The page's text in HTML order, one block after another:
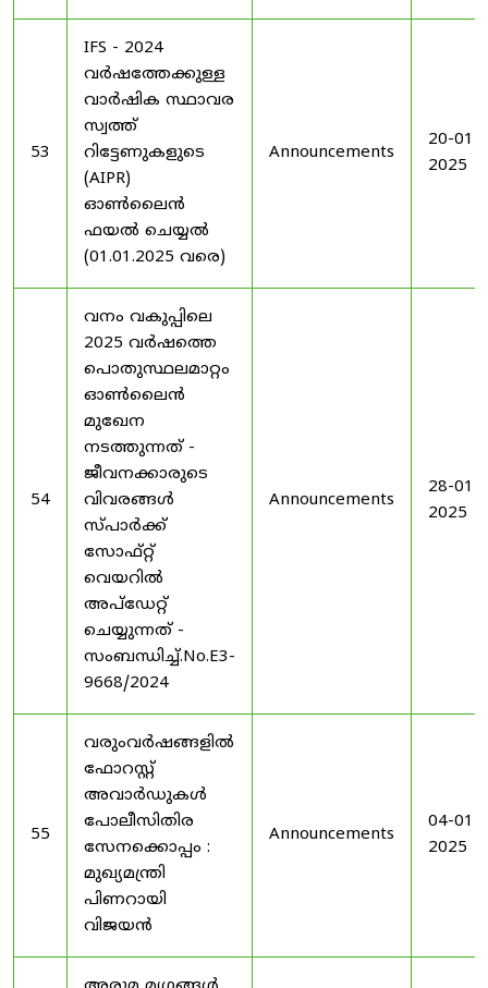
53
IFS - 2024
വർഷത്തേക്കുള്ള
വാർഷിക സ്ഥാവര
സ്വത്ത്
റിട്ടേണുകളുടെ
(AIPR)
ഓൺലൈൻ
ഫയൽ ചെയ്യൽ
(01.01.2025 വരെ)
Announcements
20-01-
2025
54
വനം വകുപ്പിലെ
2025 വർഷത്തെ
പൊതുസ്ഥലമാറ്റം
ഓൺലൈൻ
മുഖേന
നടത്തുന്നത് -
ജീവനക്കാരുടെ
വിവരങ്ങൾ
സ്പാർക്ക്
സോഫ്റ്റ്
വെയറിൽ
അപ്ഡേറ്റ്
ചെയ്യുന്നത് -
സംബന്ധിച്ച്.No.E3-
9668/2024
Announcements
28-01-
2025
55
വരുംവർഷങ്ങളിൽ
ഫോറസ്റ്റ്
അവാർഡുകൾ
പോലീസിതിര
സേനക്കൊപ്പം :
മുഖ്യമന്ത്രി
പിണറായി
വിജയൻ
Announcements
04-01-
2025